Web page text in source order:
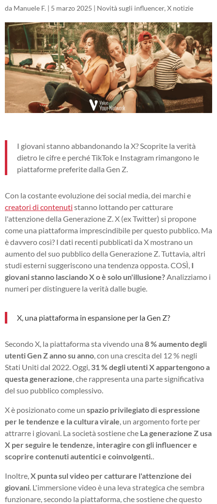
da Manuele F. | 5 marzo 2025 | Novità sugli influencer, X notizie
I giovani stanno abbandonando la X? Scoprite la verità
dietro le cifre e perché TikTok e Instagram rimangono le
piattaforme preferite dalla Gen Z.
Con la costante evoluzione dei social media, dei marchi e
creatori di contenuti stanno lottando per catturare
l'attenzione della Generazione Z. X (ex Twitter) si propone
come una piattaforma imprescindibile per questo pubblico. Ma
è davvero così? I dati recenti pubblicati da X mostrano un
aumento del suo pubblico della Generazione Z. Tuttavia, altri
studi esterni suggeriscono una tendenza opposta. COSÌ, I
giovani stanno lasciando X o è solo un'illusione? Analizziamo i
numeri per distinguere la verità dalle bugie.
X, una piattaforma in espansione per la Gen Z?
Secondo X, la piattaforma sta vivendo una 8 % aumento degli
utenti Gen Z anno su anno , con una crescita del 12 % negli
Stati Uniti dal 2022. Oggi, 31 % degli utenti X appartengono a
questa generazione , che rappresenta una parte significativa
del suo pubblico complessivo.
X è posizionato come un spazio privilegiato di espressione
per le tendenze e la cultura virale , un argomento forte per
attrarre i giovani. La società sostiene che La generazione Z usa
X per seguire le tendenze, interagire con gli influencer e
scoprire contenuti autentici e coinvolgenti.
Inoltre, X punta sul video per catturare l'attenzione dei
giovani . L'immersione video è una leva strategica che sembra
funzionare, secondo la piattaforma, che sostiene che questo